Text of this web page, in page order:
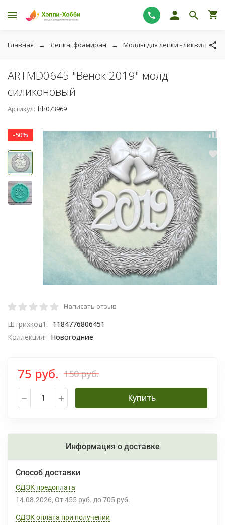
Главная Лепка, фоамиран Молды для лепки - ликвидация
ARTMD0645 "Венок 2019" молд
силиконовый
Артикул: hh073969
-50%
Написать отзыв
Штрихкод1:
1184776806451
Коллекция:
Новогодние
75 руб. 150 руб.
Купить
Информация о доставке
Способ доставки
СДЭК предоплата
14.08.2026 От 455 руб. до 705 руб.
СДЭК оплата при получении